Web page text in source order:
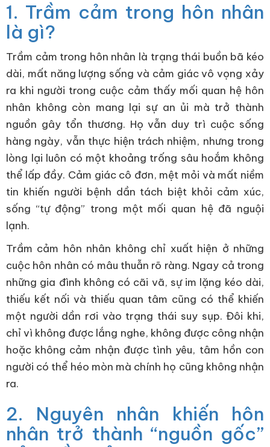
1. Trầm cảm trong hôn nhân
là gì?
Trầm cảm trong hôn nhân là trạng thái buồn bã kéo
dài, mất năng lượng sống và cảm giác vô vọng xảy
ra khi người trong cuộc cảm thấy mối quan hệ hôn
nhân không còn mang lại sự an ủi mà trở thành
nguồn gây tổn thương. Họ vẫn duy trì cuộc sống
hàng ngày, vẫn thực hiện trách nhiệm, nhưng trong
lòng lại luôn có một khoảng trống sâu hoắm không
thể lấp đầy. Cảm giác cô đơn, mệt mỏi và mất niềm
tin khiến người bệnh dần tách biệt khỏi cảm xúc,
sống “tự động” trong một mối quan hệ đã nguội
lạnh.
Trầm cảm hôn nhân không chỉ xuất hiện ở những
cuộc hôn nhân có mâu thuẫn rõ ràng. Ngay cả trong
những gia đình không có cãi vã, sự im lặng kéo dài,
thiếu kết nối và thiếu quan tâm cũng có thể khiến
một người dần rơi vào trạng thái suy sụp. Đôi khi,
chỉ vì không được lắng nghe, không được công nhận
hoặc không cảm nhận được tình yêu, tâm hồn con
người có thể héo mòn mà chính họ cũng không nhận
ra.
2. Nguyên nhân khiến hôn
nhân trở thành “nguồn gốc”